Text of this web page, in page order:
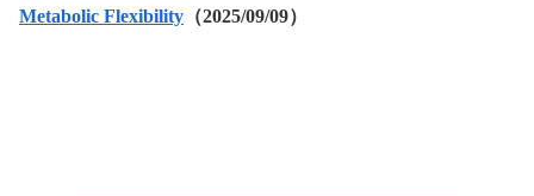
Metabolic Flexibility （2025/09/09）